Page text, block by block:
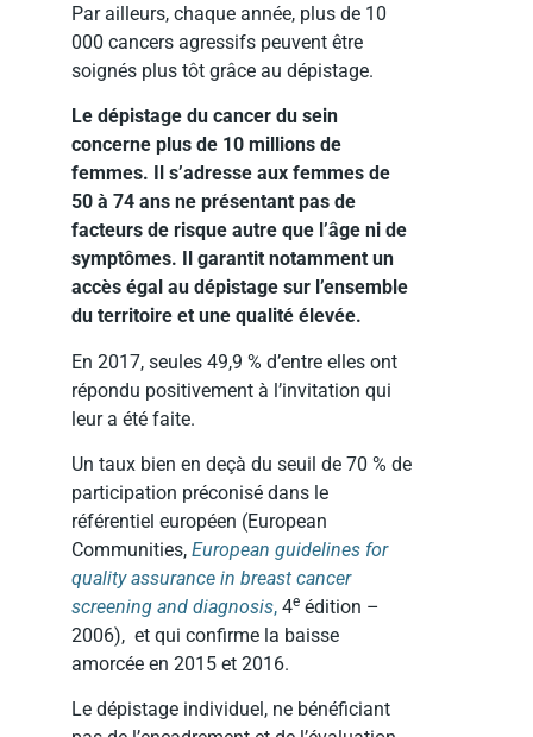
Par ailleurs, chaque année, plus de 10
000 cancers agressifs peuvent être
soignés plus tôt grâce au dépistage.
Le dépistage du cancer du sein
concerne plus de 10 millions de
femmes. Il s’adresse aux femmes de
50 à 74 ans ne présentant pas de
facteurs de risque autre que l’âge ni de
symptômes. Il garantit notamment un
accès égal au dépistage sur l’ensemble
du territoire et une qualité élevée.
En 2017, seules 49,9 % d’entre elles ont
répondu positivement à l’invitation qui
leur a été faite.
Un taux bien en deçà du seuil de 70 % de
participation préconisé dans le
référentiel européen (European
Communities, European guidelines for
quality assurance in breast cancer
screening and diagnosis, 4e édition –
2006), et qui confirme la baisse
amorcée en 2015 et 2016.
Le dépistage individuel, ne bénéficiant